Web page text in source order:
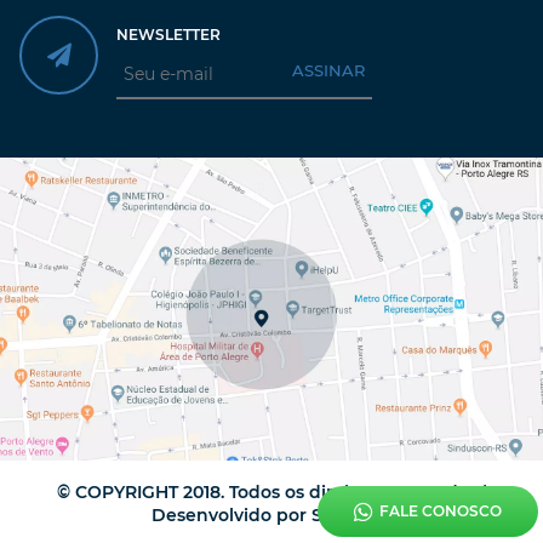
FALE CONOSCO
NEWSLETTER
ASSINAR
© COPYRIGHT 2018. Todos os direitos reservados |
Desenvolvido por StudioGT